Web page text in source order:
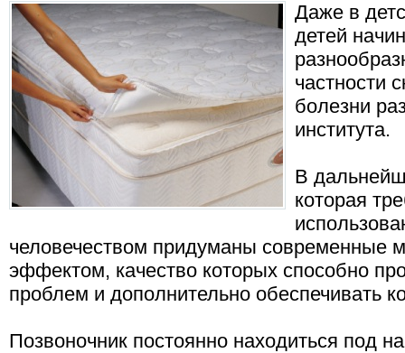
Даже в
детей
частности
болезни
института.
В
которая
человечеством придуманы современные
эффектом, качество которых способно
проблем и дополнительно обеспечивать
Позвоночник постоянно находиться под